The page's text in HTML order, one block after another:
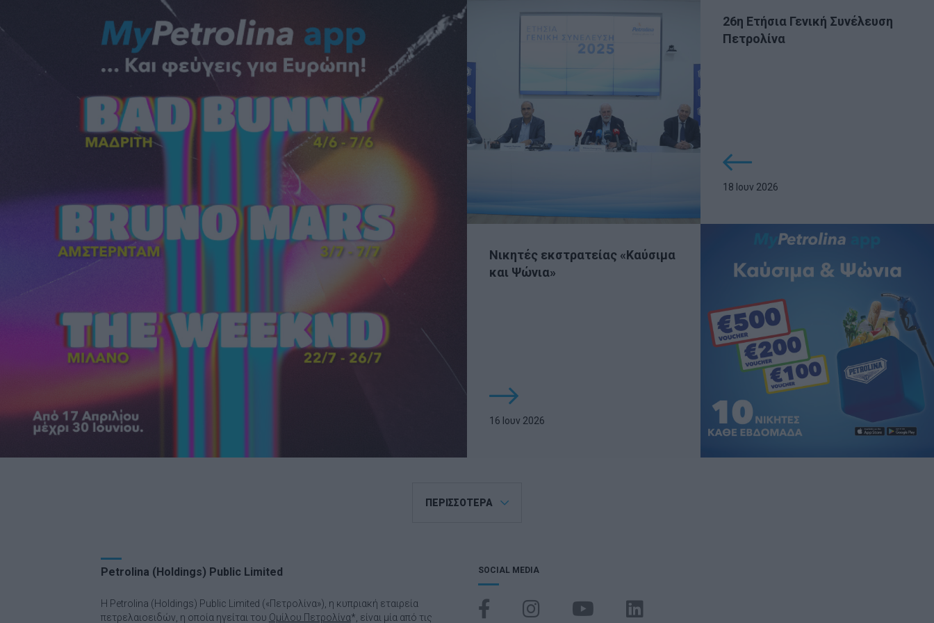
26η Ετήσια Γενική Συνέλευση
Πετρολίνα
18 Ιουν 2026
Νικητές εκστρατείας «Καύσιμα
και Ψώνια»
16 Ιουν 2026
ΠΕΡΙΣΣΟΤΕΡΑ
Petrolina (Holdings) Public Limited
Η Petrolina (Holdings) Public Limited («Πετρολίνα»), η κυπριακή εταιρεία
πετρελαιοειδών, η οποία ηγείται του Ομίλου Πετρολίνα*, είναι μία από τις
SOCIAL MEDIA